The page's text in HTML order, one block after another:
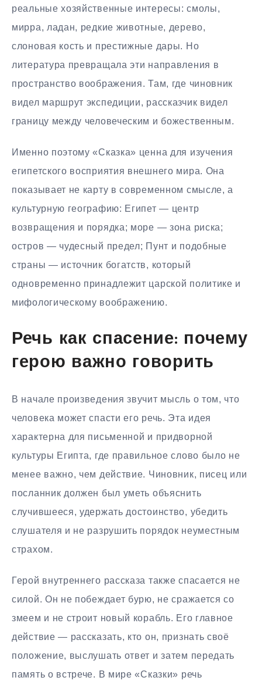
реальные хозяйственные интересы: смолы,
мирра, ладан, редкие животные, дерево,
слоновая кость и престижные дары. Но
литература превращала эти направления в
пространство воображения. Там, где чиновник
видел маршрут экспедиции, рассказчик видел
границу между человеческим и божественным.
Именно поэтому «Сказка» ценна для изучения
египетского восприятия внешнего мира. Она
показывает не карту в современном смысле, а
культурную географию: Египет — центр
возвращения и порядка; море — зона риска;
остров — чудесный предел; Пунт и подобные
страны — источник богатств, который
одновременно принадлежит царской политике и
мифологическому воображению.
Речь как спасение: почему
герою важно говорить
В начале произведения звучит мысль о том, что
человека может спасти его речь. Эта идея
характерна для письменной и придворной
культуры Египта, где правильное слово было не
менее важно, чем действие. Чиновник, писец или
посланник должен был уметь объяснить
случившееся, удержать достоинство, убедить
слушателя и не разрушить порядок неуместным
страхом.
Герой внутреннего рассказа также спасается не
силой. Он не побеждает бурю, не сражается со
змеем и не строит новый корабль. Его главное
действие — рассказать, кто он, признать своё
положение, выслушать ответ и затем передать
память о встрече. В мире «Сказки» речь